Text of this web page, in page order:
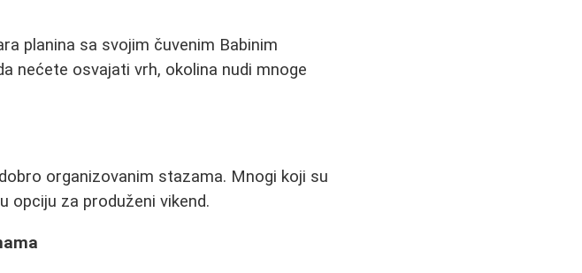
planina sa svojim čuvenim Babinim
nećete osvajati vrh, okolina nudi mnoge
organizovanim stazama. Mnogi koji su
opciju za produženi vikend.